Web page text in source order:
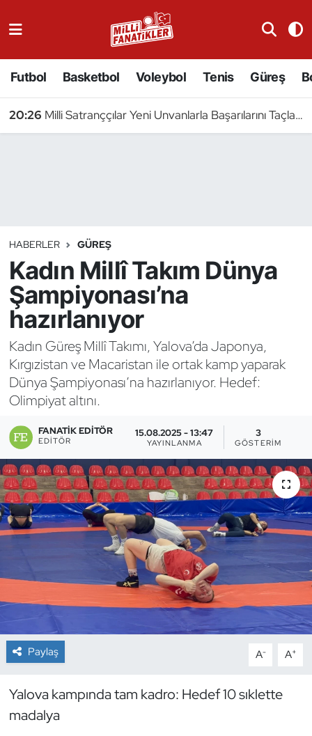
Futbol Basketbol Voleybol Tenis Güreş
20:26 Milli Satranççılar Yeni Unvanlarla Başarılarını Taçlandırdı
HABERLER GÜREŞ
Kadın Millî Takım Dünya
Şampiyonası’na
hazırlanıyor
Kadın Güreş Millî Takımı, Yalova’da Japonya,
Kırgızistan ve Macaristan ile ortak kamp yaparak
Dünya Şampiyonası’na hazırlanıyor. Hedef:
Olimpiyat altını.
FANATIK EDITÖR
EDITÖR
15.08.2025 - 13:47
YAYINLANMA
3
GÖSTERIM
Paylaş A- A+
Yalova kampında tam kadro: Hedef 10 sıklette
madalya
Badminton
Binicilik
Bisiklet
Bocce Bowling Dart
Boks
Briç
Buz Hokeyi
Buz Pateni
Çim Hokeyi
Curling
Dağcılık
Dans Sporları
Dövüş Sanatı
E-Spor